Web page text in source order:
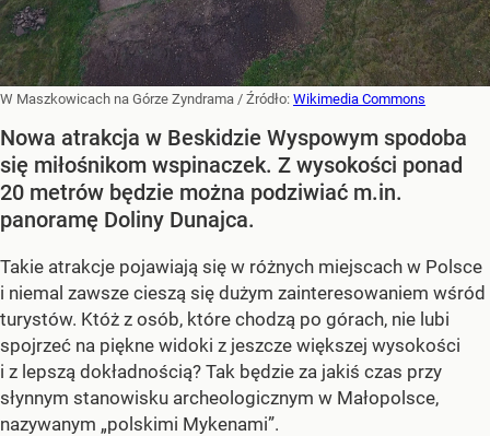
W Maszkowicach na Górze Zyndrama / Źródło: Wikimedia Commons
Nowa atrakcja w Beskidzie Wyspowym spodoba
się miłośnikom wspinaczek. Z wysokości ponad
20 metrów będzie można podziwiać m.in.
panoramę Doliny Dunajca.
Takie atrakcje pojawiają się w różnych miejscach w Polsce
i niemal zawsze cieszą się dużym zainteresowaniem wśród
turystów. Któż z osób, które chodzą po górach, nie lubi
spojrzeć na piękne widoki z jeszcze większej wysokości
i z lepszą dokładnością? Tak będzie za jakiś czas przy
słynnym stanowisku archeologicznym w Małopolsce,
nazywanym „polskimi Mykenami”.